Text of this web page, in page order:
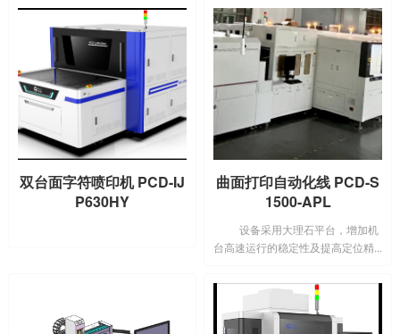
双台面字符喷印机 PCD-IJ
P630HY
曲面打印自动化线 PCD-S
1500-APL
设备采用大理石平台，增加机
台高速运行的稳定性及提高定位精...